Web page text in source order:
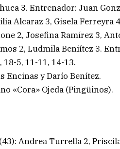
3. Entrenador: Juan
Alcaraz 3, Gisela Ferreyra
2, Josefina Ramírez 3,
2, Ludmila Beniítez 3.
18-5, 11-11, 14-13.
Encinas y Darío Benítez.
«Cora» Ojeda (Pingüinos).
Andrea Turrella 2,